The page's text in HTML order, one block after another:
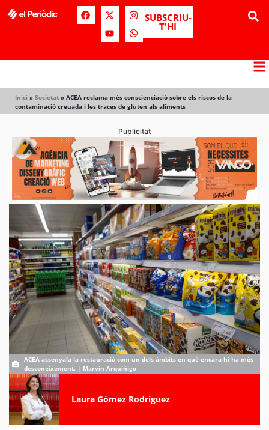
SUBSCRIU-
T'HI
Inici » Societat » ACEA reclama més conscienciació sobre els riscos de la
contaminació creuada i les traces de gluten als aliments
Publicitat
ACEA assenyala la restauració com un dels àmbits en què encara hi ha més
desconeixement. | Marvin Arquíñigo
Laura Gómez Rodríguez